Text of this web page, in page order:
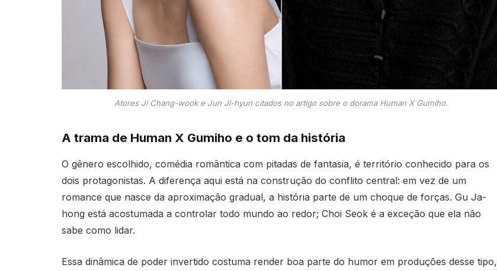
Atores Ji Chang-wook e Jun Ji-hyun citados no artigo sobre o dorama Human X Gumiho.
A trama de Human X Gumiho e o tom da história
O gênero escolhido, comédia romântica com pitadas de fantasia, é território conhecido para os
dois protagonistas. A diferença aqui está na construção do conflito central: em vez de um
romance que nasce da aproximação gradual, a história parte de um choque de forças. Gu Ja-
hong está acostumada a controlar todo mundo ao redor; Choi Seok é a exceção que ela não
sabe como lidar.
Essa dinâmica de poder invertido costuma render boa parte do humor em produções desse tipo,